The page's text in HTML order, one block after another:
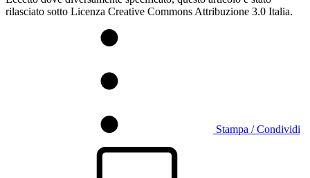
rilasciato sotto Licenza Creative Commons Attribuzione 3.0 Italia.
Stampa / Condividi